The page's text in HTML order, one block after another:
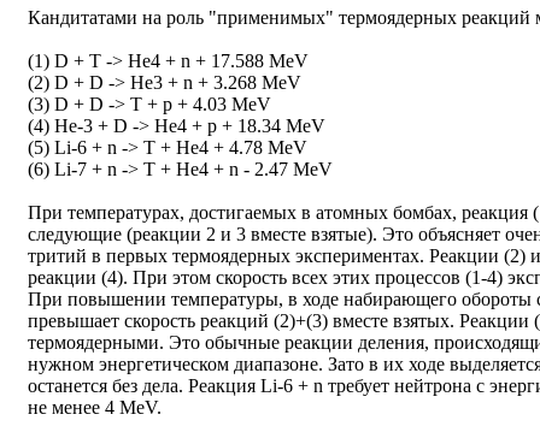
Кандитатами на роль "применимых" термоядерных реакций
(1) D + T -> He4 + n + 17.588 MeV
(2) D + D -> He3 + n + 3.268 MeV
(3) D + D -> T + p + 4.03 MeV
(4) He-3 + D -> He4 + p + 18.34 MeV
(5) Li-6 + n -> T + He4 + 4.78 MeV
(6) Li-7 + n -> T + He4 + n - 2.47 MeV
При температурах, достигаемых в атомных бомбах, реакция
следующие (реакции 2 и 3 вместе взятые). Это объясняет
тритий в первых термоядерных экспериментах. Реакции (2)
реакции (4). При этом скорость всех этих процессов (1-4)
При повышении температуры, в ходе набирающего обороты
превышает скорость реакций (2)+(3) вместе взятых. Реакции
термоядерными. Это обычные реакции деления,
нужном энергетическом диапазоне. Зато в их ходе
останется без дела. Реакция Li-6 + n требует нейтрона с
не менее 4 MeV.